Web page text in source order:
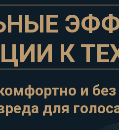
и без
для
К